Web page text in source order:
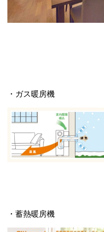
・ガス暖房機
・蓄熱暖房機